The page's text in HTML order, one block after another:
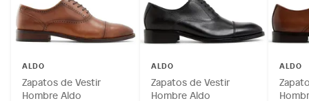
ALDO
Zapatos de Vestir
Hombre Aldo
ALDO
Zapatos de Vestir
Hombre Aldo
ALDO